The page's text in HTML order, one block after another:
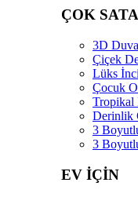
ÇOK
3D
Çiçek
Lüks
Çocuk
Tropikal
Derinlik
3
3
EV İÇİN